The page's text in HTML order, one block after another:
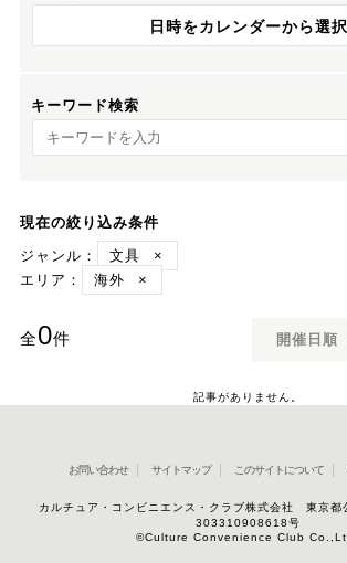
日時をカレンダーから選択
キーワード検索
キーワード検索
現在の絞り込み条件
ジャンル：
文具
×
エリア：
海外 ×
全0件 開催日順
記事がありません。
お問い合わせ サイトマップ このサイトについて
カルチュア・コンビニエンス・クラブ株式会社 東京
303310908618号
©Culture Convenience Club